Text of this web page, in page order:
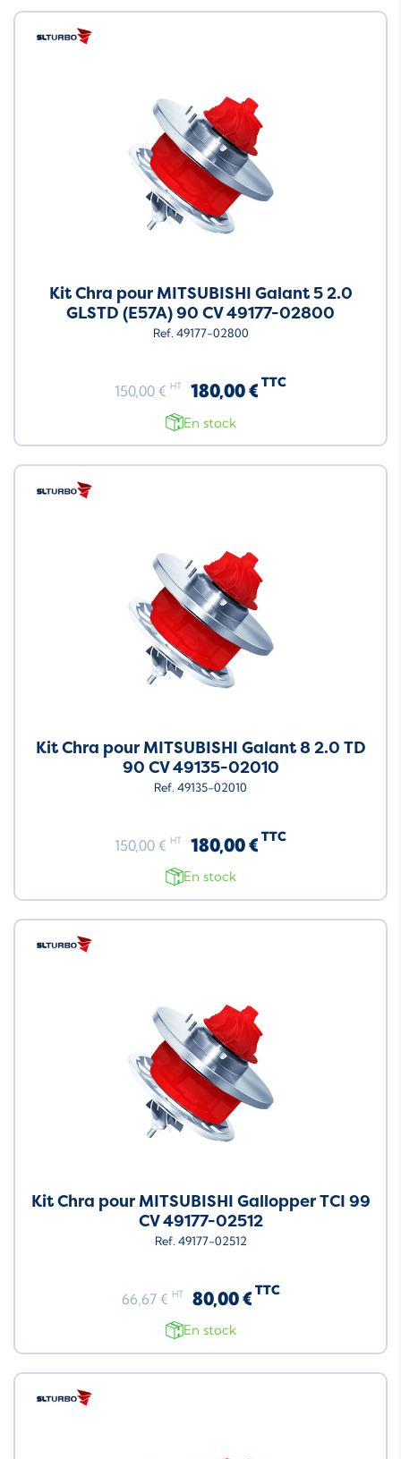
Kit Chra pour MITSUBISHI Galant 5 2.0
GLSTD (E57A) 90 CV 49177-02800
Ref. 49177-02800
150,00 € HT 180,00 € TTC
En stock
Kit Chra pour MITSUBISHI Galant 8 2.0 TD
90 CV 49135-02010
Ref. 49135-02010
150,00 € HT 180,00 € TTC
En stock
Kit Chra pour MITSUBISHI Gallopper TCI 99
CV 49177-02512
Ref. 49177-02512
66,67 € HT 80,00 € TTC
En stock